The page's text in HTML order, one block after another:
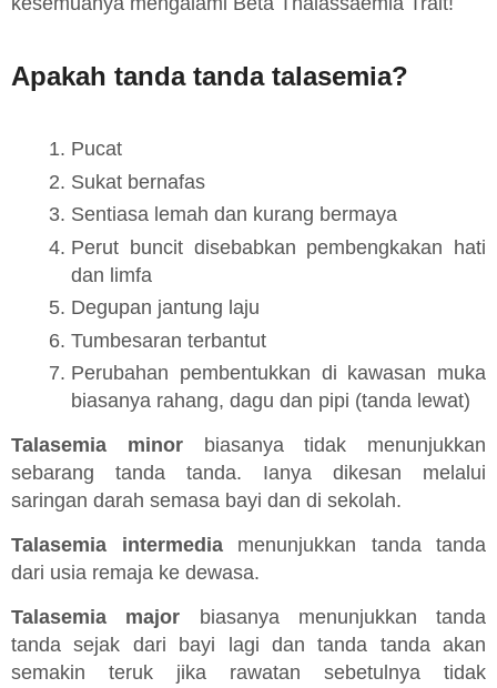
Apakah tanda tanda talasemia?
Pucat
Sukat bernafas
Sentiasa lemah dan kurang bermaya
Perut buncit disebabkan pembengkakan hati
dan limfa
Degupan jantung laju
Tumbesaran terbantut
Perubahan pembentukkan di kawasan muka
biasanya rahang, dagu dan pipi (tanda lewat)
Talasemia minorbiasanya tidak menunjukkan
sebarang tanda tanda. Ianya dikesan melalui
saringan darah semasa bayi dan di sekolah.
Talasemia intermediamenunjukkan tanda tanda
dari usia remaja ke dewasa.
Talasemia major biasanya menunjukkan tanda
tanda sejak dari bayi lagi dan tanda tanda akan
semakin teruk jika rawatan sebetulnya tidak